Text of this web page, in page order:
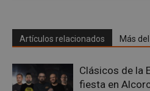
Artículos relacionados Más
Clásicos de la
fiesta en
AWSALBCORS